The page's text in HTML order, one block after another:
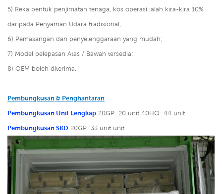
5) Reka bentuk penjimatan tenaga, kos operasi ialah kira-kira 10%
daripada Penyaman Udara tradisional;
6) Pemasangan dan penyelenggaraan yang mudah;
7) Model pelepasan Atas / Bawah tersedia;
8) OEM boleh diterima.
Pembungkusan & Penghantaran
Pembungkusan Unit Lengkap 20GP: 20 unit 40HQ: 44 unit
Pembungkusan SKD 20GP: 33 unit unit